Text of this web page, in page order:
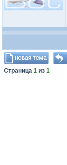
Страница 1 из 1